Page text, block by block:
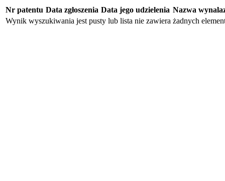
Nr patentu Data zgłoszenia Data jego udzielenia Nazwa
Wynik wyszukiwania jest pusty lub lista nie zawiera żadnych